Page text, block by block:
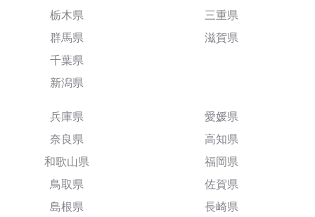
栃木県
群馬県
千葉県
新潟県
三重県
滋賀県
兵庫県
奈良県
和歌山県
鳥取県
島根県
愛媛県
高知県
福岡県
佐賀県
長崎県